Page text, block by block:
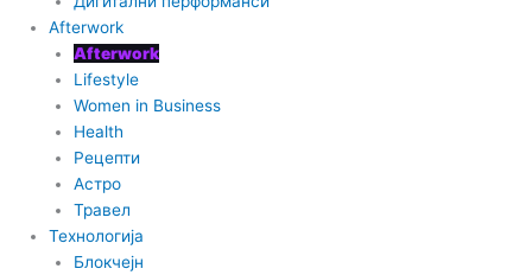
i
Afterwork
Afterwork
Lifestyle
Women in Business
Health
Рецепти
Астро
Травел
Технологија
Блокчејн